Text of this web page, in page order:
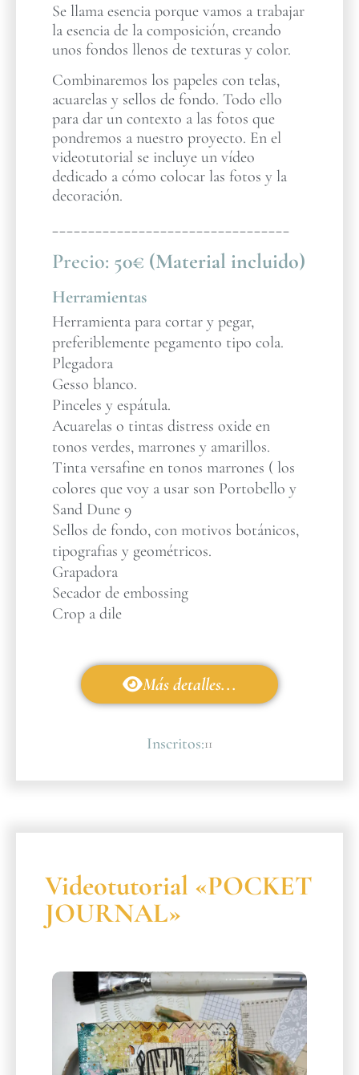
Se llama esencia porque vamos a trabajar
la esencia de la composición, creando
unos fondos llenos de texturas y color.
Combinaremos los papeles con telas,
acuarelas y sellos de fondo. Todo ello
para dar un contexto a las fotos que
pondremos a nuestro proyecto. En el
videotutorial se incluye un vídeo
dedicado a cómo colocar las fotos y la
decoración.
_________________________________
Precio: 50€ (Material incluido)
Herramientas
Herramienta para cortar y pegar,
preferiblemente pegamento tipo cola.
Plegadora
Gesso blanco.
Pinceles y espátula.
Acuarelas o tintas distress oxide en
tonos verdes, marrones y amarillos.
Tinta versafine en tonos marrones ( los
colores que voy a usar son Portobello y
Sand Dune 9
Sellos de fondo, con motivos botánicos,
tipografias y geométricos.
Grapadora
Secador de embossing
Crop a dile
Más detalles...
Inscritos:11
Videotutorial «POCKET
JOURNAL»